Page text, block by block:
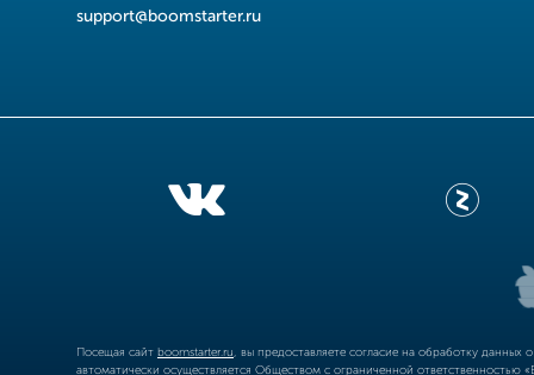
support@boomstarter.ru
Посещая сайт boomstarter.ru , вы предоставляете согласие на обработку
автоматически осуществляется Обществом с ограниченной